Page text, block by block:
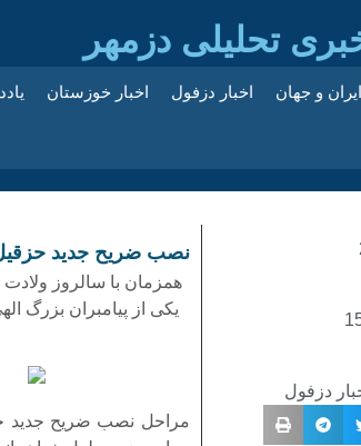
تحلیلی دزمهر
و جهان اخبار دزفول اخبار خوزستان
دزفول
نصب ضریح جدید
همزمان با سالروز
یکی از پیامبران بزرگ
مراحل نصب ضریح جدید